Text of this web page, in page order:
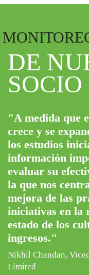
DE
"A medida que
crece y se
los estudios
información
evaluar su
la que nos
mejora de las
iniciativas en la
estado de los
ingresos."
Nikhil Chandan,
Limited